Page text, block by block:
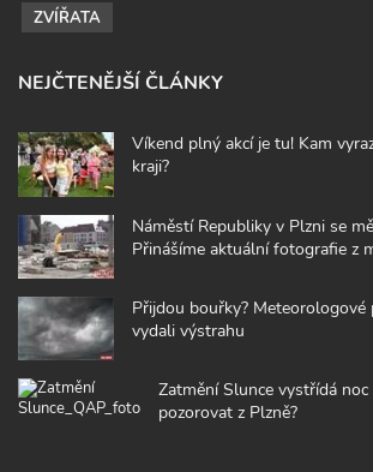
ZVÍŘATA
NEJČTENĚJŠÍ ČLÁNKY
Víkend plný akcí je tu! Kam
kraji?
Náměstí Republiky v Plzni se
Přinášíme aktuální fotografie z
Přijdou bouřky? Meteorologové
vydali výstrahu
Zatmění Slunce vystřídá
pozorovat z Plzně?